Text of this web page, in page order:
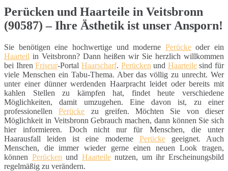
Perücken und Haarteile in Veitsbronn
(90587) – Ihre Ästhetik ist unser Ansporn!
Sie benötigen eine hochwertige und moderne Perückeoder ein
Haarteil in Veitsbronn? Dann heißen wir Sie herzlich willkommen
bei IhrenFriseur-Portal Haarscharf. Perücken und Haarteilesind für
viele Menschen ein Tabu-Thema. Aber das völlig zu unrecht. Wer
unter einer dünner werdenden Haarpracht leidet oder bereits mit
kahlen Stellen zu kämpfen hat, findet heute verschiedene
Möglichkeiten, damit umzugehen. Eine davon ist, zu einer
professionellenPerücke zu greifen. Möchten Sie von dieser
Möglichkeit in Veitsbronn Gebrauch machen, dann können Sie sich
hier informieren. Doch nicht nur für Menschen, die unter
Haarausfall leiden ist eine moderne Perückegeeignet. Auch
Menschen, die immer wieder gerne einen neuen Look tragen,
können Perücken und Haarteilenutzen, um ihr Erscheinungsbild
regelmäßig zu verändern.